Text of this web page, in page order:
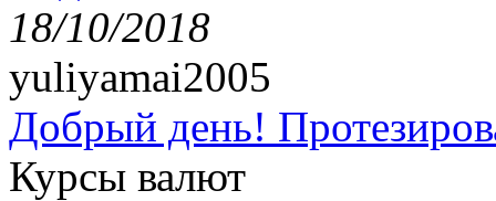
18/10/2018
yuliyamai2005
Добрый день!
Курсы валют